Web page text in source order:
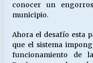
conocer un
municipio.
Ahora el desafío esta
que el sistema
funcionamiento de